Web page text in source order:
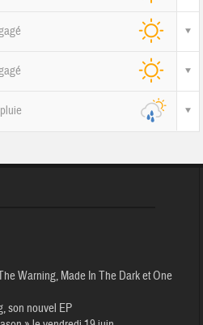
Warning, Made In The Dark et One
son nouvel EP